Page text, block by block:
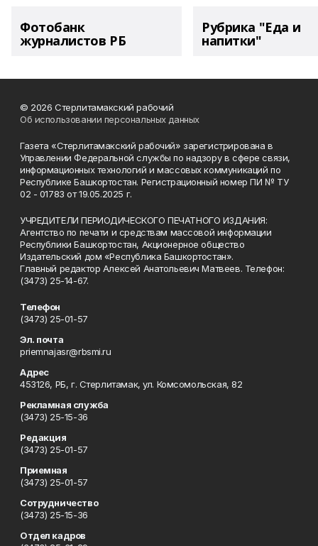
Фотобанк
журналистов РБ
Рубрика "Еда и
напитки"
© 2026 Стерлитамакский рабочий
Об использовании персональных данных
Газета «Стерлитамакский рабочий» зарегистрирована в
Управлении Федеральной службы по надзору в сфере связи,
информационных технологий и массовых коммуникаций по
Республике Башкортостан. Регистрационный номер ПИ № ТУ
02 - 01783 от 19.05.2025 г.
УЧРЕДИТЕЛИ ПЕРИОДИЧЕСКОГО ПЕЧАТНОГО ИЗДАНИЯ:
Агентство по печати и средствам массовой информации
Республики Башкортостан, Акционерное общество
Издательский дом «Республика Башкортостан».
Главный редактор Алексей Анатольевич Матвеев. Телефон:
(3473) 25-14-67.
Телефон
(3473) 25-01-57
Эл. почта
priemnajasr@rbsmi.ru
Адрес
453126, РБ, г. Стерлитамак, ул. Комсомольская, 82
Рекламная служба
(3473) 25-15-36
Редакция
(3473) 25-01-57
Приемная
(3473) 25-01-57
Сотрудничество
(3473) 25-15-36
Отдел кадров